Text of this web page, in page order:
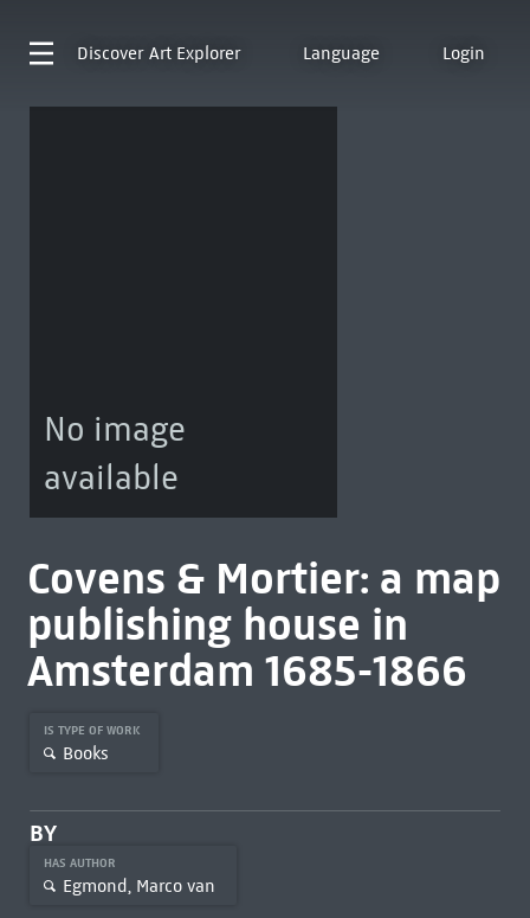
Discover Art Explorer Language Login
No image
available
Covens & Mortier: a map
publishing house in
Amsterdam 1685-1866
IS TYPE OF WORK
Books
BY
HAS AUTHOR
Egmond, Marco van